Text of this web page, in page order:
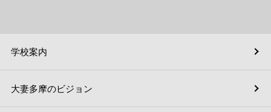
学校案内
大妻多摩のビジョン